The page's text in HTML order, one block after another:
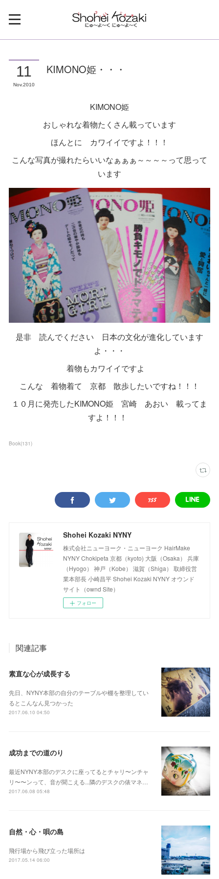
11
Nov 2010
KIMONO姫・・・
KIMONO姫
おしゃれな着物たくさん載っています
ほんとに カワイイですよ！！！
こんな写真が撮れたらいいなぁぁぁ～～～～って思って
います
是非 読んでください 日本の文化が進化しています
よ・・・
着物もカワイイですよ
こんな 着物着て 京都 散歩したいですね！！！
１０月に発売したKIMONO姫 宮崎 あおい 載ってま
すよ！！！
Book(131)
Shohei Kozaki NYNY
株式会社ニューヨーク・ニューヨーク HairMake
NYNY Chokipeta 京都（kyoto) 大阪（Osaka） 兵庫
（Hyogo） 神戸（Kobe） 滋賀（Shiga） 取締役営
業本部長 小崎昌平 Shohei Kozaki NYNY オウンド
サイト（ownd Site）
フォロー
関連記事
素直な心が成長する
先日、NYNY本部の自分のテーブルや棚を整理してい
るとこんなん見つかった
2017.06.10 04:50
成功までの道のり
最近NYNY本部のデスクに座ってるとチャリ〜ンチャ
リ〜〜ンって、音が聞こえる...隣のデスクの俵マネ…
2017.06.08 05:48
自然・心・唄の島
飛行場から飛び立った場所は
2017.05.14 06:00